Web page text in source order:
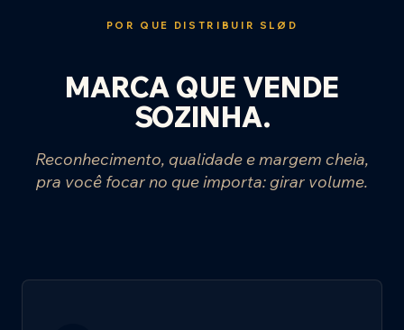
POR QUE DISTRIBUIR SLØD
MARCA QUE VENDE
SOZINHA.
Reconhecimento, qualidade e margem cheia,
pra você focar no que importa: girar volume.